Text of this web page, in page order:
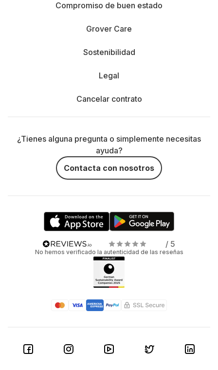
Compromiso de buen estado
Grover Care
Sostenibilidad
Legal
Cancelar contrato
¿Tienes alguna pregunta o simplemente necesitas
ayuda?
Contacta con nosotros
/ 5
No hemos verificado la autenticidad de las reseñas